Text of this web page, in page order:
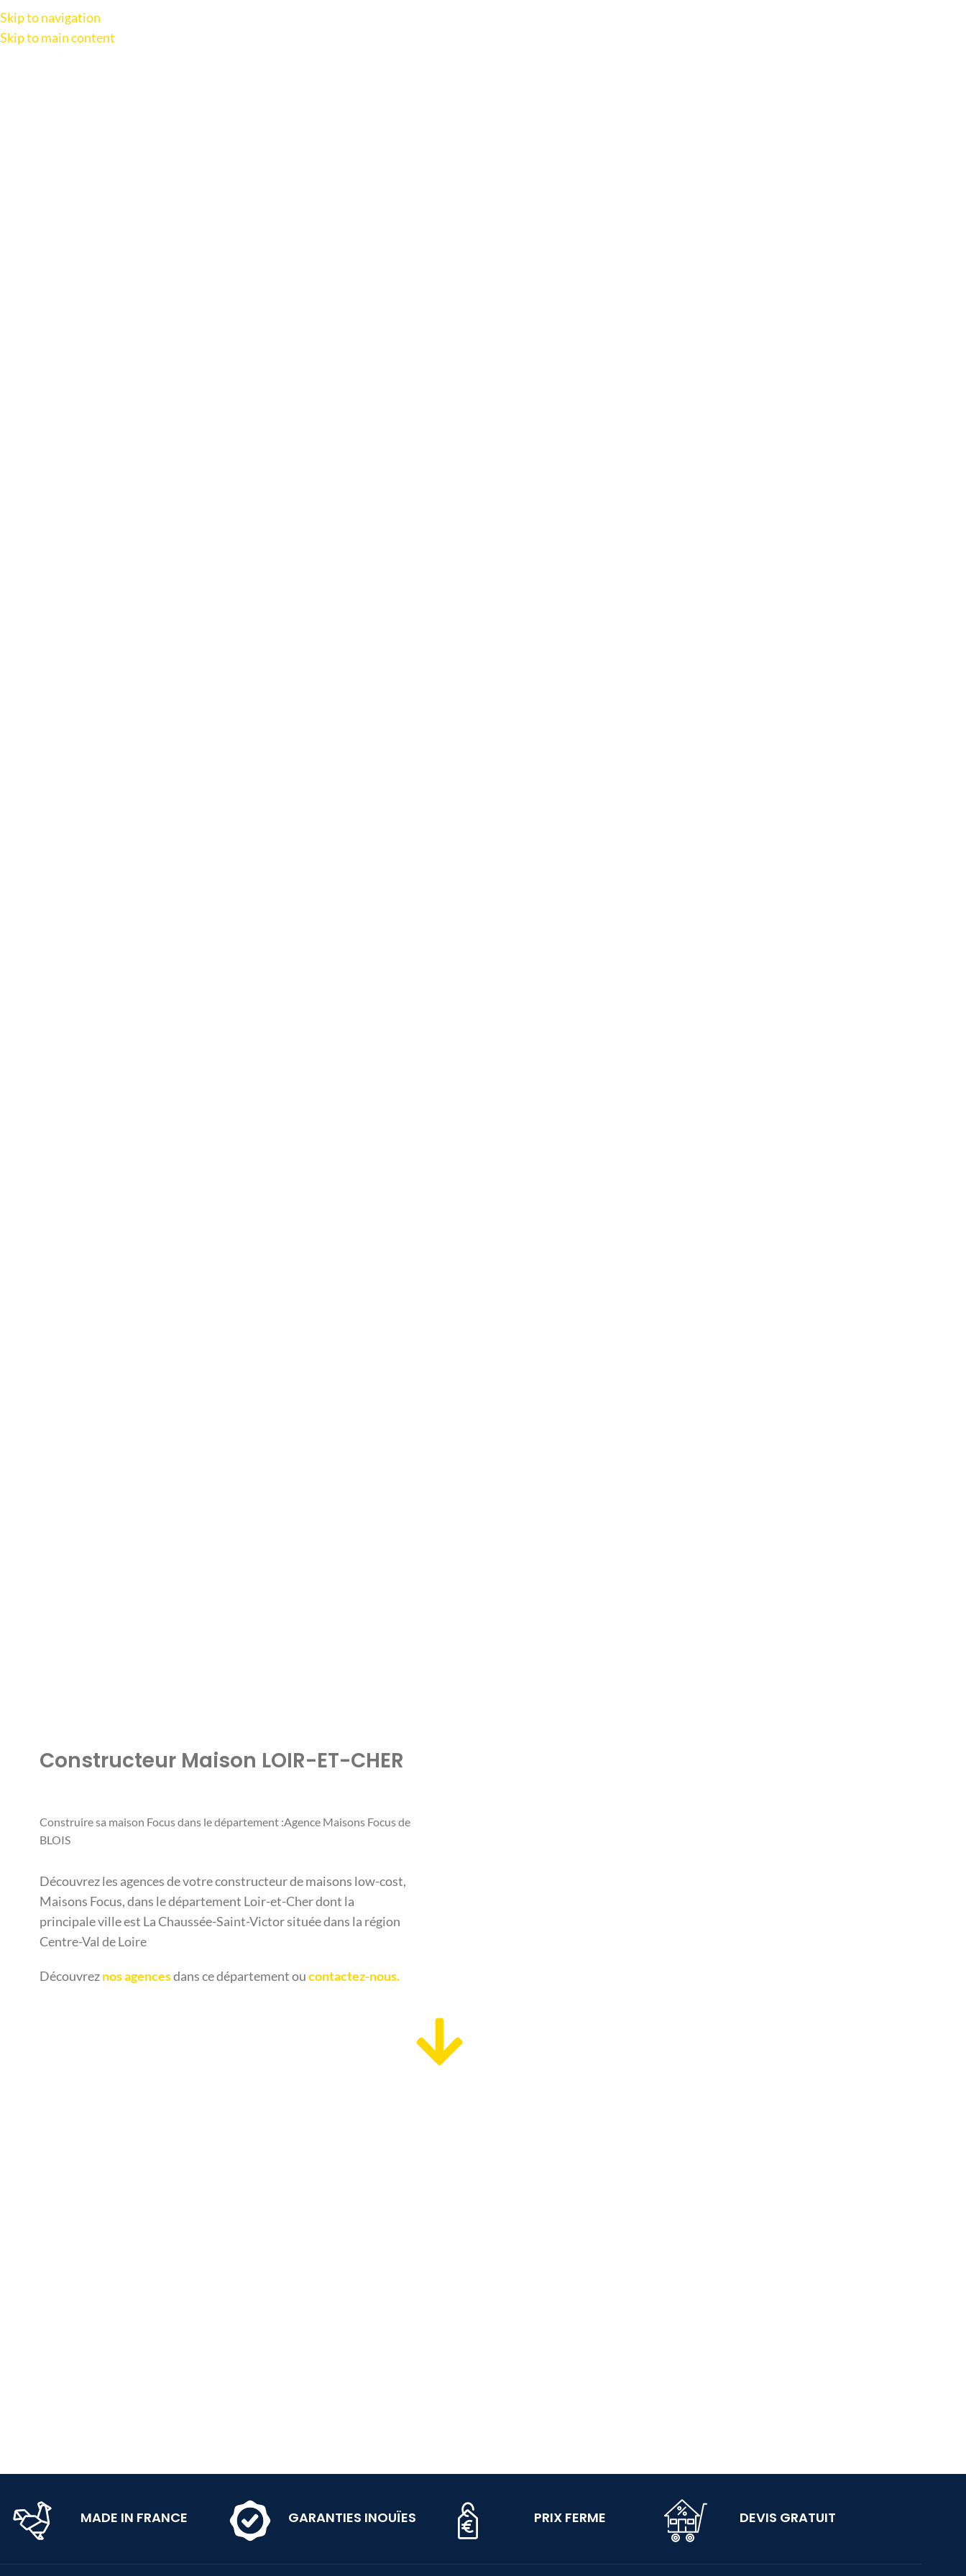
Skip to navigation
Skip to main content
Constructeur Maison LOIR-ET-CHER
Construire sa maison Focus dans le département :Agence Maisons Focus de
BLOIS
Découvrez les agences de votre constructeur de maisons low-cost,
Maisons Focus, dans le département Loir-et-Cher dont la
principale ville est La Chaussée-Saint-Victor située dans la région
Centre-Val de Loire
Découvreznos agencesdans ce département oucontactez-nous.
MADE IN FRANCE GARANTIES INOUÏES PRIX FERME DEVIS GRATUIT